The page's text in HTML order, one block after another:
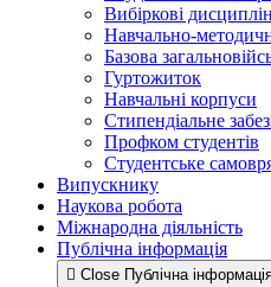
Вибіркові
Навчально-
Базова
Гуртожиток
Навчальні корпуси
Стипендіальне
Профком студентів
Студентське
Випускнику
Наукова робота
Міжнародна діяльність
Публічна інформація
Close Публічна